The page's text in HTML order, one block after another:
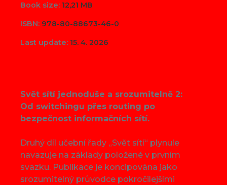
Book size: 12,21 MB
ISBN: 978-80-88673-46-0
Last update: 15. 4. 2026
Svět sítí jednoduše a srozumitelně 2:
Od switchingu přes routing po
bezpečnost informačních sítí.
Druhý díl učební řady „Svět sítí“ plynule
navazuje na základy položené v prvním
svazku. Publikace je koncipována jako
srozumitelný průvodce pokročilejšími